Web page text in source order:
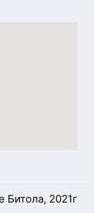
Битола, 2021г